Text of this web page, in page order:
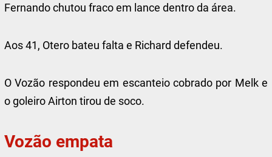
Fernando chutou fraco em lance dentro da área.
Aos 41, Otero bateu falta e Richard defendeu.
O Vozão respondeu em escanteio cobrado por Melk e
o goleiro Airton tirou de soco.
Vozão empata